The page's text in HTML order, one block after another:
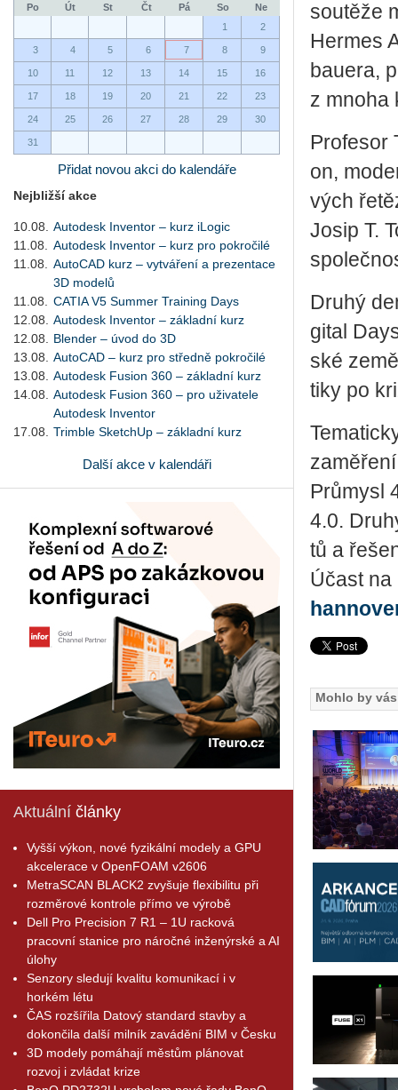
Po Út St Čt Pá So
Ne
1
2
3 4 5 6 7 8 9
10 11 12 13 14 15 16
17 18 19 20 21 22 23
24 25 26 27 28 29 30
31
Přidat novou akci do kalendáře
Nejbližší akce
10.08.
Autodesk Inventor – kurz iLogic
11.08.
Autodesk Inventor – kurz pro pokročilé
11.08.
AutoCAD kurz – vytváření a prezentace
3D modelů
11.08.
CATIA V5 Summer Training Days
12.08.
Autodesk Inventor – základní kurz
12.08.
Blender – úvod do 3D
13.08.
AutoCAD – kurz pro středně pokročilé
13.08.
Autodesk Fusion 360 – základní kurz
14.08.
Autodesk Fusion 360 – pro uživatele
Autodesk Inventor
17.08.
Trimble SketchUp – základní kurz
Další akce v kalendáři
Aktuální články
Vyšší výkon, nové fyzikální modely a GPU
akcelerace v OpenFOAM v2606
MetraSCAN BLACK2 zvyšuje flexibilitu při
rozměrové kontrole přímo ve výrobě
Dell Pro Precision 7 R1 – 1U racková
pracovní stanice pro náročné inženýrské a AI
úlohy
Senzory sledují kvalitu komunikací i v
horkém létu
ČAS rozšířila Datový standard stavby a
dokončila další milník zavádění BIM v Česku
3D modely pomáhají městům plánovat
rozvoj i zvládat krize
sou­tě­že
Her­mes
baue­ra,
z mnoha
Pro­fe­sor
on,
vých
Josip T.
Druhý
gi­tal
ské
ti­ky po
Prů­my­sl
4.0.
tů a
Účast
Mohlo by